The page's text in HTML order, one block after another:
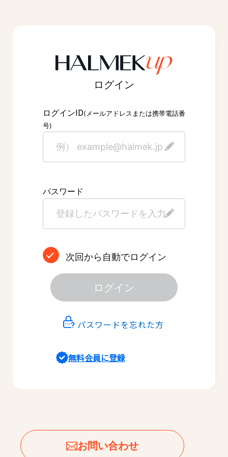
ログイン
ログインID(メールアドレスまたは携帯電話番
号)
パスワード
次回から自動でログイン
ログイン
パスワードを忘れた方
無料会員に登録
お問い合わせ